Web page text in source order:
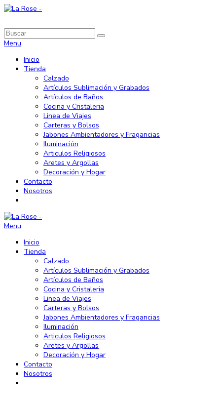
Menu
Inicio
Tienda
Calzado
Artículos Sublimación y Grabados
Artículos de Baños
Cocina y Cristaleria
Linea de Viajes
Carteras y Bolsos
Jabones Ambientadores y Fragancias
Iluminación
Articulos Religiosos
Aretes y Argollas
Decoración y Hogar
Contacto
Nosotros
Menu
Inicio
Tienda
Calzado
Artículos Sublimación y Grabados
Artículos de Baños
Cocina y Cristaleria
Linea de Viajes
Carteras y Bolsos
Jabones Ambientadores y Fragancias
Iluminación
Articulos Religiosos
Aretes y Argollas
Decoración y Hogar
Contacto
Nosotros